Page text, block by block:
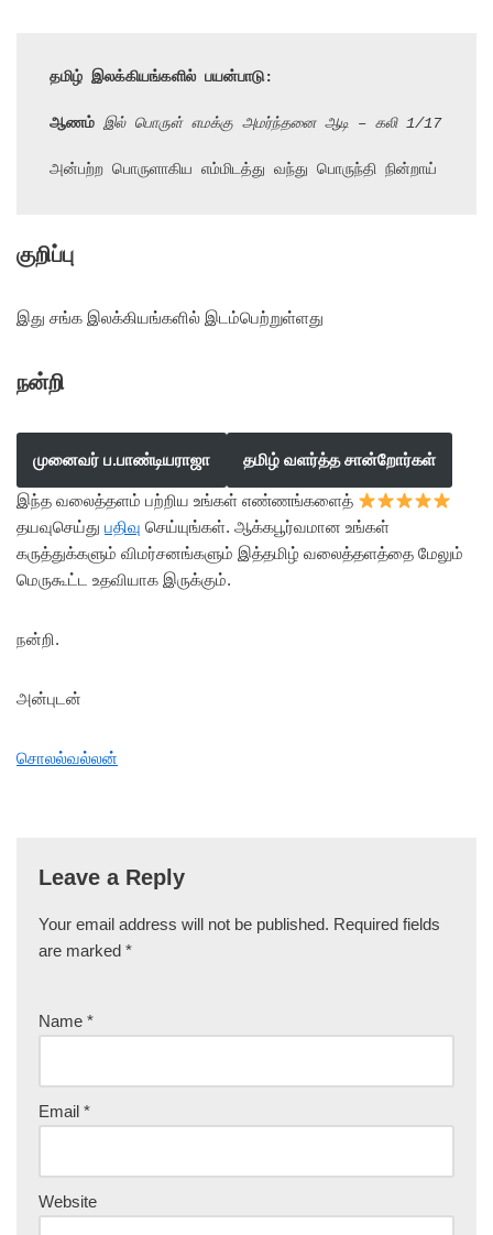
தமிழ் இலக்கியங்களில் பயன்பாடு:
ஆணம் இல் பொருள் எமக்கு அமர்ந்தனை ஆடி – கலி 1/17
அன்பற்ற பொருளாகிய எம்மிடத்து வந்து பொருந்தி நின்றாய்
குறிப்பு
இது சங்க இலக்கியங்களில் இடம்பெற்றுள்ளது
நன்றி
முனைவர் ப.பாண்டியராஜா தமிழ் வளர்த்த சான்றோர்கள்
இந்த வலைத்தளம் பற்றிய உங்கள் எண்ணங்களைத்
தயவுசெய்து பதிவு செய்யுங்கள். ஆக்கபூர்வமான உங்கள்
கருத்துக்களும் விமர்சனங்களும் இத்தமிழ் வலைத்தளத்தை மேலும்
மெருகூட்ட உதவியாக இருக்கும்.
நன்றி.
அன்புடன்
சொலல்வல்லன்
Leave a Reply
Your email address will not be published. Required fields
are marked *
Name *
Email *
Website